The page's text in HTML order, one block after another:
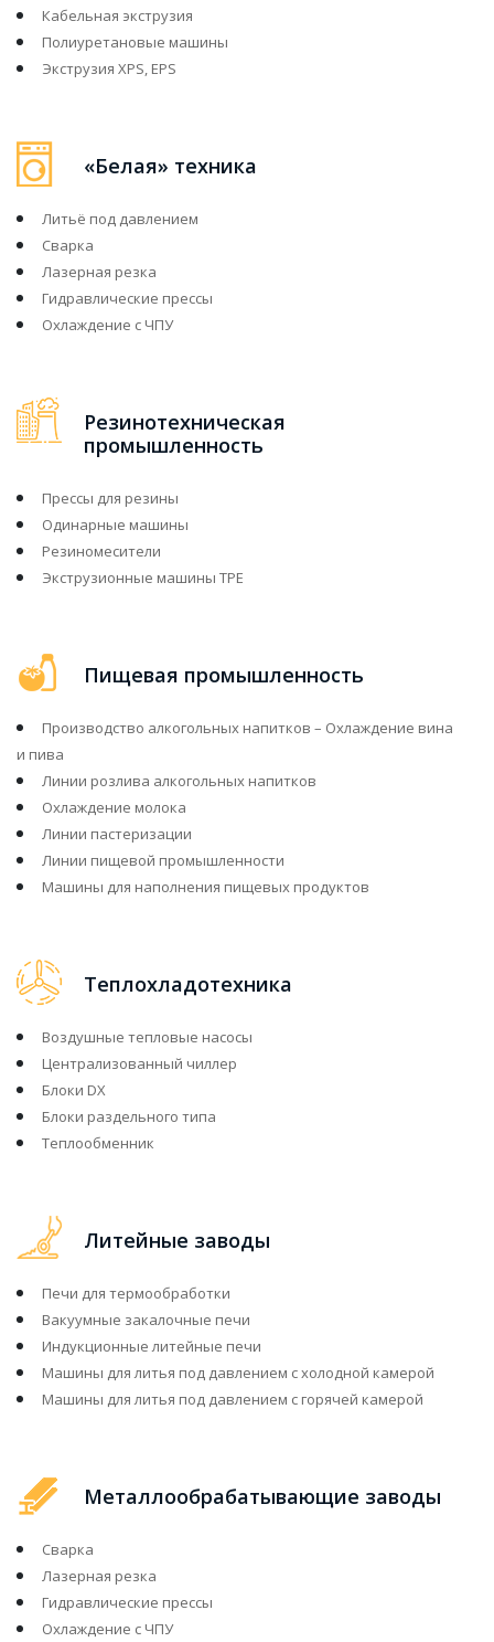
Кабельная экструзия
Полиуретановые машины
Экструзия XPS, EPS
«Белая» техника
Литьё под давлением
Сварка
Лазерная резка
Гидравлические прессы
Охлаждение с ЧПУ
Резинотехническая
промышленность
Прессы для резины
Одинарные машины
Резиномесители
Экструзионные машины ТРЕ
Пищевая промышленность
Производство алкогольных напитков – Охлаждение вина
и пива
Линии розлива алкогольных напитков
Охлаждение молока
Линии пастеризации
Линии пищевой промышленности
Машины для наполнения пищевых продуктов
Теплохладотехника
Воздушные тепловые насосы
Централизованный чиллер
Блоки DX
Блоки раздельного типа
Теплообменник
Литейные заводы
Печи для термообработки
Вакуумные закалочные печи
Индукционные литейные печи
Машины для литья под давлением с холодной камерой
Машины для литья под давлением с горячей камерой
Металлообрабатывающие заводы
Сварка
Лазерная резка
Гидравлические прессы
Охлаждение с ЧПУ